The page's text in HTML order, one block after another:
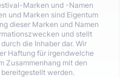
Marken und -Namen
und Marken sind Eigentum
dieser Marken und Namen
und stellt
die Inhaber dar. Wir
Haftung für irgendwelche
Zusammenhang mit den
werden.